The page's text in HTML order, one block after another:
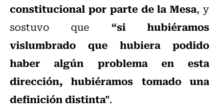
constitucional por parte de la Mesa, y
sostuvo que “si hubiéramos
vislumbrado que hubiera podido
haber algún problema en esta
dirección, hubiéramos tomado una
definición distinta".